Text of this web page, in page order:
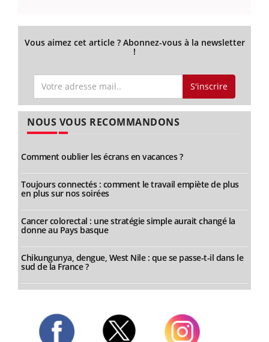
Vous aimez cet article ? Abonnez-vous à la newsletter
!
S'inscrire
NOUS VOUS RECOMMANDONS
Comment oublier les écrans en vacances ?
Toujours connectés : comment le travail empiète de plus
en plus sur nos soirées
Cancer colorectal : une stratégie simple aurait changé la
donne au Pays basque
Chikungunya, dengue, West Nile : que se passe-t-il dans le
sud de la France ?